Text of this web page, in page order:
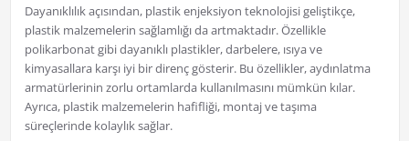
Dayanıklılık açısından, plastik enjeksiyon teknolojisi geliştikçe,
plastik malzemelerin sağlamlığı da artmaktadır. Özellikle
polikarbonat gibi dayanıklı plastikler, darbelere, ısıya ve
kimyasallara karşı iyi bir direnç gösterir. Bu özellikler, aydınlatma
armatürlerinin zorlu ortamlarda kullanılmasını mümkün kılar.
Ayrıca, plastik malzemelerin hafifliği, montaj ve taşıma
süreçlerinde kolaylık sağlar.